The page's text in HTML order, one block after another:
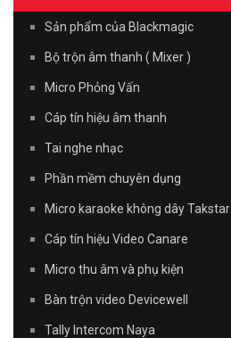
Sản phẩm của Blackmagic
Bộ trộn âm thanh ( Mixer )
Micro Phỏng Vấn
Cáp tín hiệu âm thanh
Tai nghe nhạc
Phần mềm chuyên dụng
Micro karaoke không dây Takstar
Cáp tín hiệu Video Canare
Micro thu âm và phụ kiện
Bàn trộn video Devicewell
Tally Intercom Naya